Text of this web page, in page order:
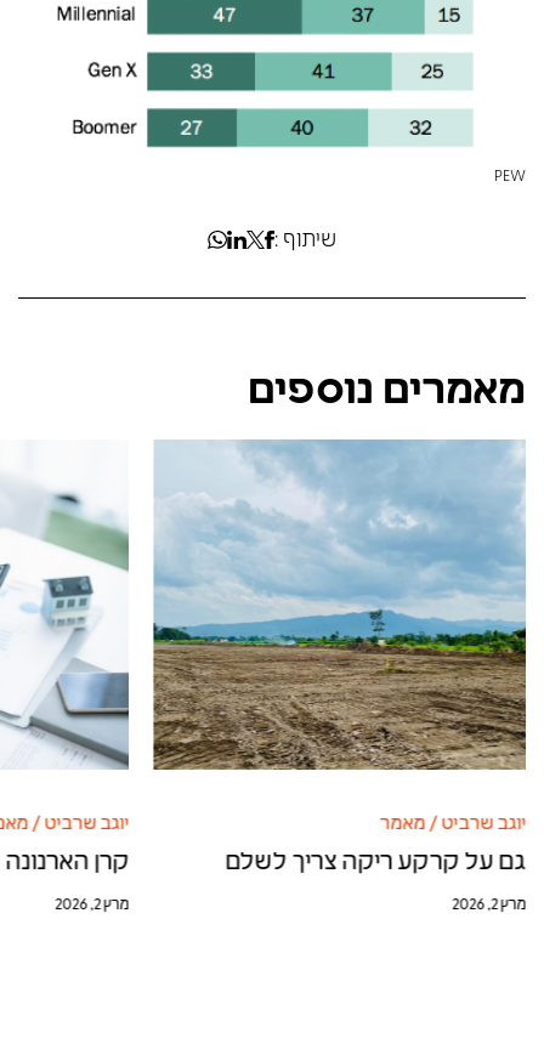
PEW
שיתוף :
מאמרים נוספים
יוגב שרביט / מאמר
גם על קרקע ריקה צריך לשלם
מרץ 2, 2026
יוגב שרביט /
קרן
מרץ 2, 2026